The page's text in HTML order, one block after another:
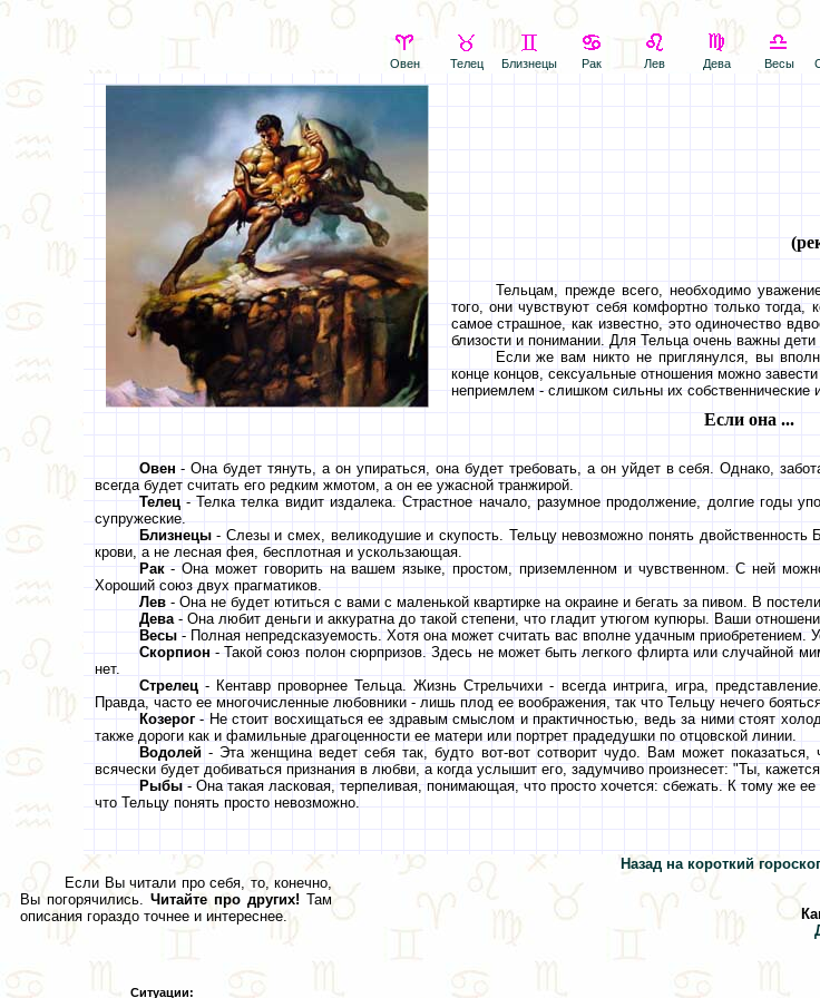
Овен Телец Близнецы Рак Лев Дева Весы
Тельцам, прежде всего, необходимо
того, они чувствуют себя комфортно только
самое страшное, как известно, это одиночество
близости и понимании. Для Тельца очень важны
Если же вам никто не приглянулся, вы
конце концов, сексуальные отношения можно
неприемлем - слишком сильны их собственнические
Если она ...
Овен - Она будет тянуть, а он упираться, она будет требовать, а он уйдет в себя. Однако,
всегда будет считать его редким жмотом, а он ее ужасной транжирой.
Телец- Телка телка видит издалека. Страстное начало, разумное продолжение, долгие годы
супружеские.
Близнецы- Слезы и смех, великодушие и скупость. Тельцу невозможно понять
крови, а не лесная фея, бесплотная и ускользающая.
Рак- Она может говорить на вашем языке, простом, приземленном и чувственном. С ней
Хороший союз двух прагматиков.
Лев- Она не будет ютиться с вами с маленькой квартирке на окраине и бегать за пивом. В
Дева- Она любит деньги и аккуратна до такой степени, что гладит утюгом купюры. Ваши
Весы- Полная непредсказуемость. Хотя она может считать вас вполне удачным
Скорпион - Такой союз полон сюрпризов. Здесь не может быть легкого флирта или случайной
нет.
Стрелец- Кентавр проворнее Тельца. Жизнь Стрельчихи - всегда интрига, игра,
Правда, часто ее многочисленные любовники - лишь плод ее воображения, так что Тельцу нечего
Козерог- Не стоит восхищаться ее здравым смыслом и практичностью, ведь за ними стоят
также дороги как и фамильные драгоценности ее матери или портрет прадедушки по отцовской линии.
Водолей- Эта женщина ведет себя так, будто вот-вот сотворит чудо. Вам может
всячески будет добиваться признания в любви, а когда услышит его, задумчиво произнесет: "Ты,
Рыбы- Она такая ласковая, терпеливая, понимающая, что просто хочется: сбежать. К тому же
что Тельцу понять просто невозможно.
Если Вы читали про себя, то, конечно,
Вы погорячились. Читайте про других! Там
описания гораздо точнее и интереснее.
Назад на короткий
Ситуации: